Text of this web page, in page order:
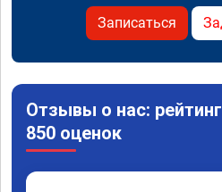
Записаться
Отзывы о нас:
850 оценок